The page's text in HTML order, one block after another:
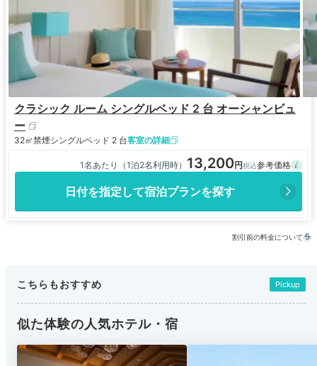
クラシック ルーム シングルベッド 2 台 オーシャンビュ
ー
32㎡禁煙シングルベッド 2 台客室の詳細
1名あたり（1泊2名利用時） 13,200
日付を指定して宿泊プランを探す
割引前の料金について
こちらもおすすめ Pickup
似た体験の人気ホテル・宿